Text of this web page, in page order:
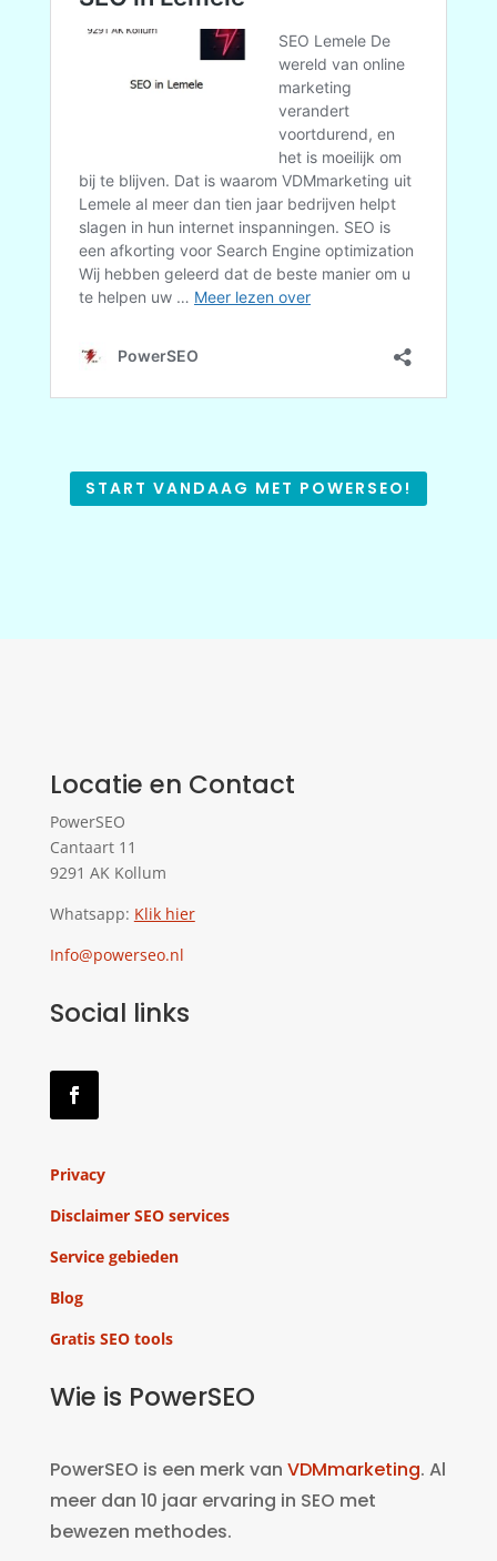
START VANDAAG MET POWERSEO!
Locatie en Contact
PowerSEO
Cantaart 11
9291 AK Kollum
Whatsapp: Klik hier
Info@powerseo.nl
Social links
Privacy
Disclaimer SEO services
Service gebieden
Blog
Gratis SEO tools
Wie is PowerSEO
PowerSEO is een merk van VDMmarketing. Al
meer dan 10 jaar ervaring in SEO met
bewezen methodes.